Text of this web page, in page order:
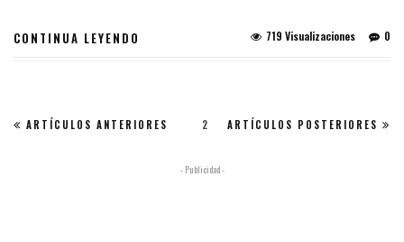
CONTINUA LEYENDO 0
719 Visualizaciones
2
ARTÍCULOS ANTERIORES ARTÍCULOS POSTERIORES
- Publicidad -